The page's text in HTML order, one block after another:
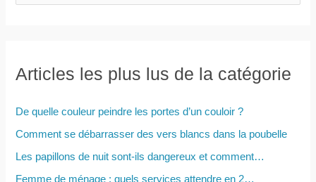
e
e
c
Articles les plus lus de la catégorie
De quelle couleur peindre les portes d’un couloir ?
Comment se débarrasser des vers blancs dans la poubelle
Les papillons de nuit sont-ils dangereux et comment…
Femme de ménage : quels services attendre en 2…